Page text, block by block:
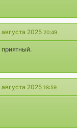
августа 2025 20:49
августа 2025 18:59